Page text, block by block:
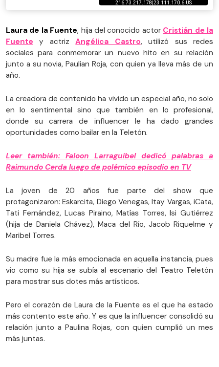
Laura de la Fuente, hija del conocido actor Cristián de la
Fuente y actrizAngélica Castro, utilizó sus redes
sociales para conmemorar un nuevo hito en su relación
junto a su novia, Paulian Roja, con quien ya lleva más de un
año.
La creadora de contenido ha vivido un especial año, no solo
en lo sentimental sino que también en lo profesional,
donde su carrera de influencer le ha dado grandes
oportunidades como bailar en la Teletón.
Leer también: Faloon Larraguibel dedicó palabras a
Raimundo Cerda luego de polémico episodio en TV
La joven de 20 años fue parte del show que
protagonizaron: Eskarcita, Diego Venegas, Itay Vargas, iCata,
Tati Fernández, Lucas Piraino, Matías Torres, Isi Gutiérrez
(hija de Daniela Chávez), Maca del Río, Jacob Riquelme y
Maribel Torres.
Su madre fue la más emocionada en aquella instancia, pues
vio como su hija se subía al escenario del Teatro Teletón
para mostrar sus dotes más artísticos.
Pero el corazón de Laura de la Fuente es el que ha estado
más contento este año. Y es que la influencer consolidó su
relación junto a Paulina Rojas, con quien cumplió un mes
más juntas.